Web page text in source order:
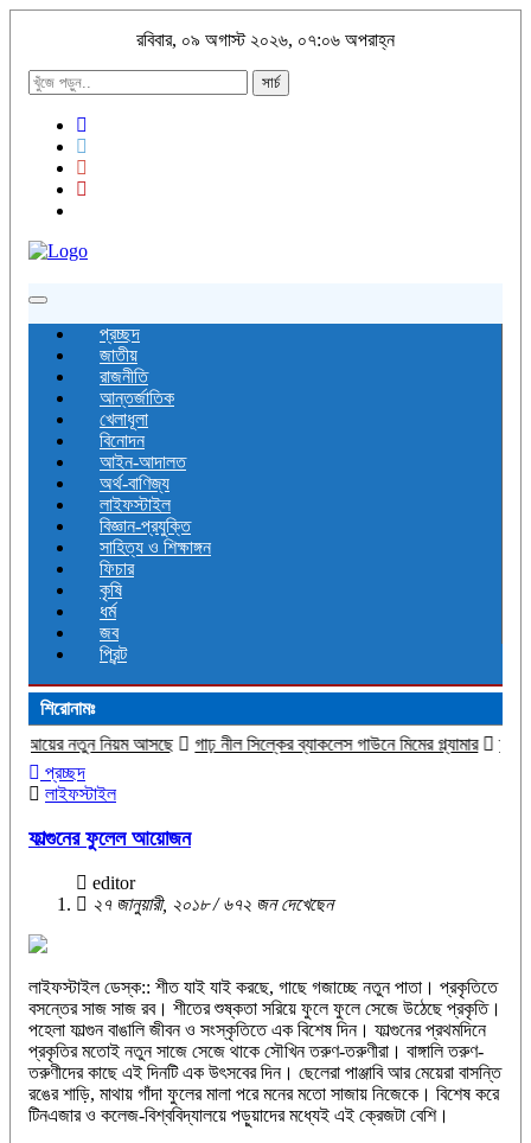
রবিবার, ০৯ অগাস্ট ২০২৬, ০৭:০৬ অপরাহ্ন
সার্চ
Toggle
navigationপ্রচ্ছদ
জাতীয়
রাজনীতি
আন্তর্জাতিক
খেলাধূলা
বিনোদন
আইন-আদালত
অর্থ-বাণিজ্য
লাইফস্টাইল
বিজ্ঞান-প্রযুক্তি
সাহিত্য ও শিক্ষাঙ্গন
ফিচার
কৃষি
ধর্ম
জব
প্রিন্ট
শিরোনামঃ
আসছে
গাঢ় নীল সিল্কের ব্যাকলেস গাউনে মিমের গ্ল্যামার
ম্যানচেস্টারের
প্রচ্ছদ
লাইফস্টাইল
ফাল্গুনের ফুলেল আয়োজন
editor
২৭ জানুয়ারী, ২০১৮ / ৬৭২ জন দেখেছেন
লাইফস্টাইল ডেস্ক:: শীত যাই যাই করছে, গাছে গজাচ্ছে নতুন পাতা। প্রকৃতিতে
বসন্তের সাজ সাজ রব। শীতের শুষ্কতা সরিয়ে ফুলে ফুলে সেজে উঠেছে প্রকৃতি।
পহেলা ফাল্গুন বাঙালি জীবন ও সংস্কৃতিতে এক বিশেষ দিন। ফাল্গুনের প্রথমদিনে
প্রকৃতির মতোই নতুন সাজে সেজে থাকে সৌখিন তরুণ-তরুণীরা। বাঙ্গালি তরুণ-
তরুণীদের কাছে এই দিনটি এক উৎসবের দিন। ছেলেরা পাঞ্জাবি আর মেয়েরা বাসন্তি
রঙের শাড়ি, মাথায় গাঁদা ফুলের মালা পরে মনের মতো সাজায় নিজেকে। বিশেষ করে
টিনএজার ও কলেজ-বিশ্ববিদ্যালয়ে পড়ুয়াদের মধ্যেই এই ক্রেজটা বেশি।